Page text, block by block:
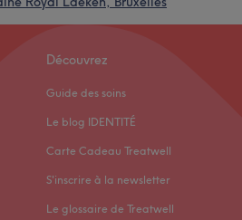
Découvrez
Guide des soins
Le blog IDENTITÉ
Carte Cadeau Treatwell
S'inscrire à la newsletter
Le glossaire de Treatwell